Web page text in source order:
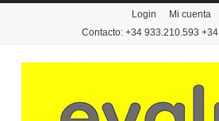
Login
Mi cuenta
Contacto: +34 933.210.593